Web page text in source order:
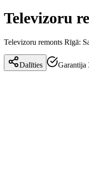
Televizoru
Televizoru remonts Rīgā:
Dalīties Garantija